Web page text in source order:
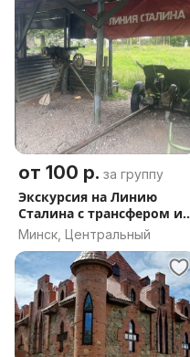
от 100 р. за группу
Экскурсия на Линию
Сталина с трансфером из
Минска
Минск, Центральный